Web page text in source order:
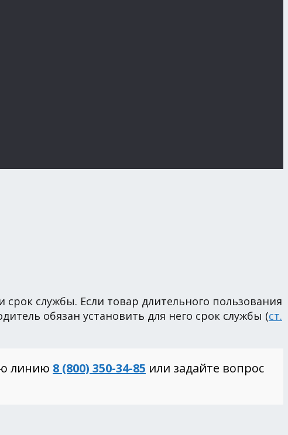
срок службы. Если товар длительного пользования
обязан установить для него срок службы (ст.
линию 8 (800) 350-34-85 или задайте вопрос